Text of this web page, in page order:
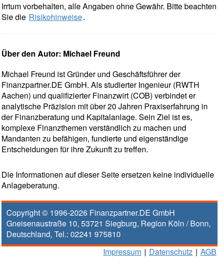
Irrtum vorbehalten, alle Angaben ohne Gewähr. Bitte beachten
Sie die Risikohinweise.
Über den Autor: Michael Freund
Michael Freund ist Gründer und Geschäftsführer der
Finanzpartner.DE GmbH. Als studierter Ingenieur (RWTH
Aachen) und qualifizierter Finanzwirt (COB) verbindet er
analytische Präzision mit über 20 Jahren Praxiserfahrung in
der Finanzberatung und Kapitalanlage. Sein Ziel ist es,
komplexe Finanzthemen verständlich zu machen und
Mandanten zu befähigen, fundierte und eigenständige
Entscheidungen für ihre Zukunft zu treffen.
Die Informationen auf dieser Seite ersetzen keine individuelle
Anlageberatung.
Copyright © 1996-2026 Finanzpartner.DE GmbH
Gneisenaustraße 10, 53721 Siegburg, Region Köln / Bonn,
Deutschland, Tel.: 02241 975810
Impressum | Datenschutz | AGB